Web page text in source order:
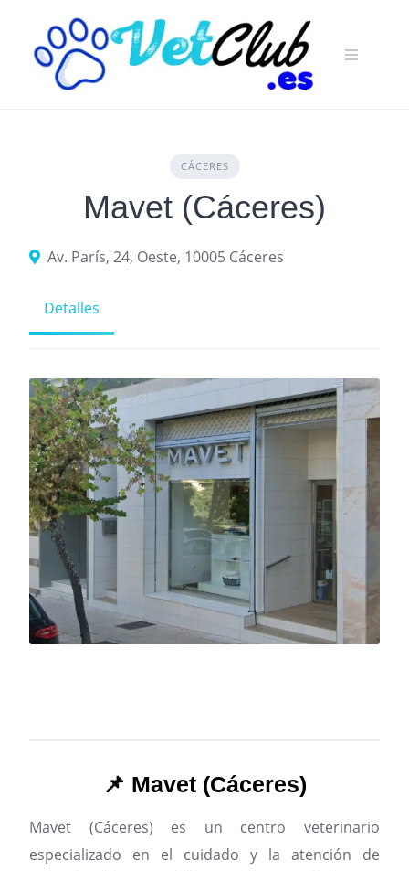
content
CÁCERES
Mavet (Cáceres)
Av. París, 24, Oeste, 10005 Cáceres
Detalles
📌 Mavet (Cáceres)
Mavet (Cáceres) es un centro veterinario
especializado en el cuidado y la atención de